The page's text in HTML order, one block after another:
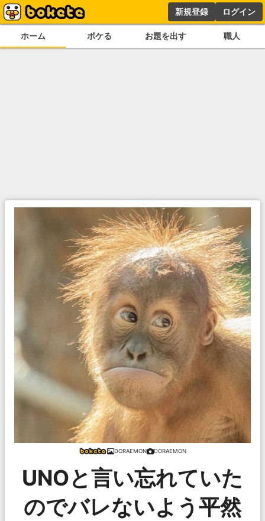
新規登録 ログイン
ホーム ボケる お題を出す 職人
DORAEMON DORAEMON
UNOと言い忘れていた
のでバレないよう平然